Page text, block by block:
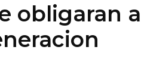
obligaran a